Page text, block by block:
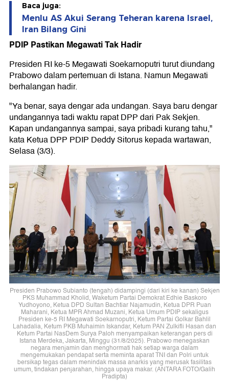
Baca juga:
Menlu AS Akui Serang Teheran karena Israel,
Iran Bilang Gini
PDIP Pastikan Megawati Tak Hadir
Presiden RI ke-5 Megawati Soekarnoputri turut diundang
Prabowo dalam pertemuan di Istana. Namun Megawati
berhalangan hadir.
"Ya benar, saya dengar ada undangan. Saya baru dengar
undangannya tadi waktu rapat DPP dari Pak Sekjen.
Kapan undangannya sampai, saya pribadi kurang tahu,"
kata Ketua DPP PDIP Deddy Sitorus kepada wartawan,
Selasa (3/3).
Presiden Prabowo Subianto (tengah) didampingi (dari kiri ke kanan) Sekjen
PKS Muhammad Kholid, Waketum Partai Demokrat Edhie Baskoro
Yudhoyono, Ketua DPD Sultan Bachtiar Najamudin, Ketua DPR Puan
Maharani, Ketua MPR Ahmad Muzani, Ketua Umum PDIP sekaligus
Presiden ke-5 RI Megawati Soekarnoputri, Ketum Partai Golkar Bahlil
Lahadalia, Ketum PKB Muhaimin Iskandar, Ketum PAN Zulkifli Hasan dan
Ketum Partai NasDem Surya Paloh menyampaikan keterangan pers di
Istana Merdeka, Jakarta, Minggu (31/8/2025). Prabowo menegaskan
negara menjamin dan menghormati hak setiap warga dalam
mengemukakan pendapat serta meminta aparat TNI dan Polri untuk
bersikap tegas dalam menindak massa anarkis yang merusak fasilitas
umum, tindakan penjarahan, hingga upaya makar. (ANTARA FOTO/Galih
Pradipta)